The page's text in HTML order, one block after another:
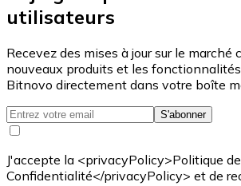
utilisateurs
Recevez des mises à jour sur le marché
nouveaux produits et les
Bitnovo directement dans votre boîte
S'abonner
J'accepte la <privacyPolicy>Politique de
Confidentialité</privacyPolicy> et de